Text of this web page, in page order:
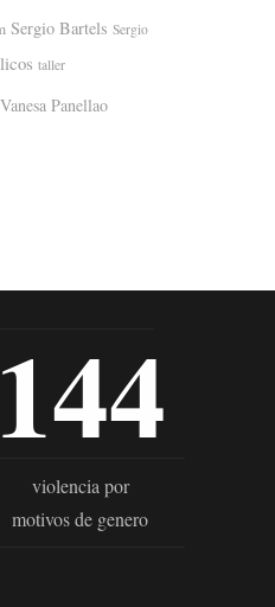
Sergio Bartels Sergio
taller
Vanesa Panellao
144
violencia por
motivos de genero